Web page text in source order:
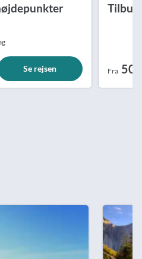
Se rejsen
Tilbud
Fra